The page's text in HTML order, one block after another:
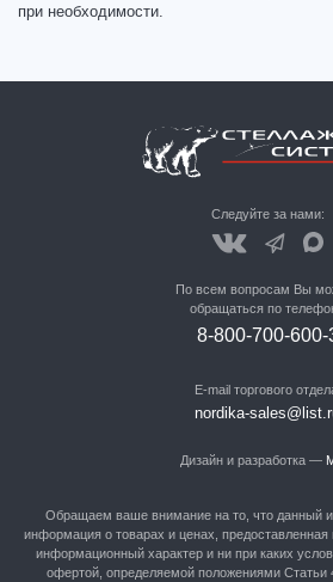
при необходимости.
Следуйте за нами:
По всем вопросам Вы
обращаться по
8-800-700-600-
E-mail торгового
nordika-
Дизайн и разработка —
Обращаем ваше внимание на то, что данный
информация о товарах и ценах,
информационный характер и ни при каких
офертой, определяемой положениями Статьи